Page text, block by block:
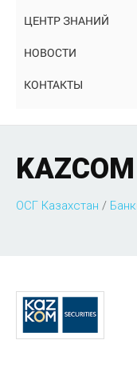
ЦЕНТР ЗНАНИЙ
НОВОСТИ
КОНТАКТЫ
ОСГ Казахстан /